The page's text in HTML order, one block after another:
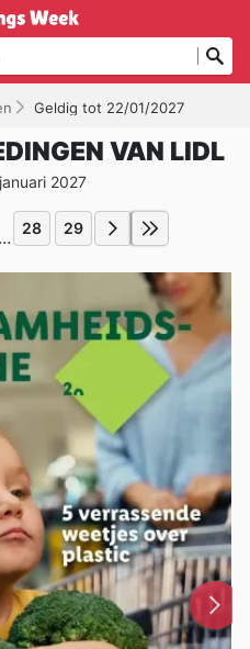
Geldig tot 22/01/2027
VAN LIDL
2027
... 28 29